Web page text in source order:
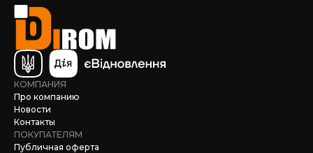
КОМПАНИЯ
Про компанию
Новости
Контакты
ПОКУПАТЕЛЯМ
Публичная оферта